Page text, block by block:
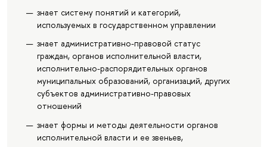
знает систему понятий и категорий,
используемых в государственном управлении
знает административно-правовой статус
граждан, органов исполнительной власти,
исполнительно-распорядительных органов
муниципальных образований, организаций, других
субъектов административно-правовых
отношений
знает формы и методы деятельности органов
исполнительной власти и ее звеньев,